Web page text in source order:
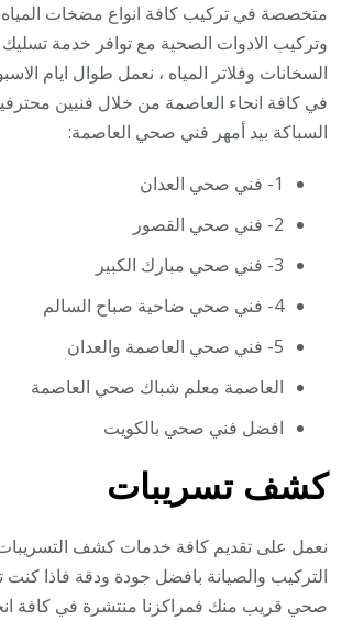
متخصصة في تركيب كافة انواع مضخات
وتركيب الادوات الصحية مع توافر خدمة
السخانات وفلاتر المياه ، نعمل طوال ايام
في كافة انحاء العاصمة من خلال فنيين
السباكة بيد أمهر فني صحي العاصمة:
1- فني صحي العدان
2- فني صحي القصور
3- فني صحي مبارك الكبير
4- فني صحي ضاحية صباح السالم
5- فني صحي العاصمة والعدان
العاصمة معلم شباك صحي العاصمة
افضل فني صحي بالكويت
كشف تسريبات
نعمل على تقديم كافة خدمات كشف
التركيب والصيانة بافضل جودة ودقة فاذا
صحي قريب منك فمراكزنا منتشرة في كافة